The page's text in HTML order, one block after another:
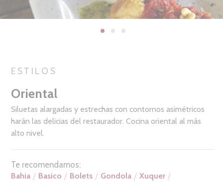
ESTILOS
Oriental
Siluetas alargadas y estrechas con contornos asimétricos
harán las delicias del restaurador. Cocina oriental al más
alto nivel.
Te recomendamos:
Bahia Basico Bolets Gondola Xuquer